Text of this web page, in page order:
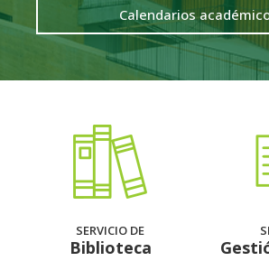
Calendarios
SERVICIO DE
Biblioteca